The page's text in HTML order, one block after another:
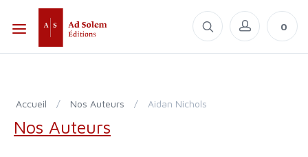
0
Accueil / Nos Auteurs / Aidan Nichols
Nos Auteurs